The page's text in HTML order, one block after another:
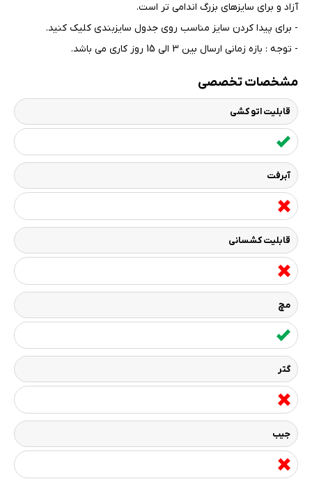
آزاد و برای سایزهای بزرگ اندامی تر است.
- برای پیدا کردن سایز مناسب روی جدول سایزبندی کلیک کنید.
- توجه : بازه زمانی ارسال بین 3 الی 15 روز کاری می باشد.
مشخصات تخصصی
قابلیت اتو کشی
آبرفت
قابلیت کشسانی
مچ
گتر
جیب